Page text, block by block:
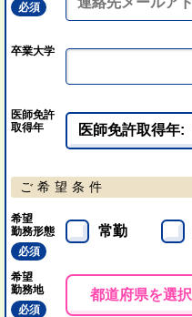
必須
卒業大学
医師免許
取得年
ご希望条件
希望
勤務形態
必須
常勤
希望
勤務地
必須
都道府県を選択